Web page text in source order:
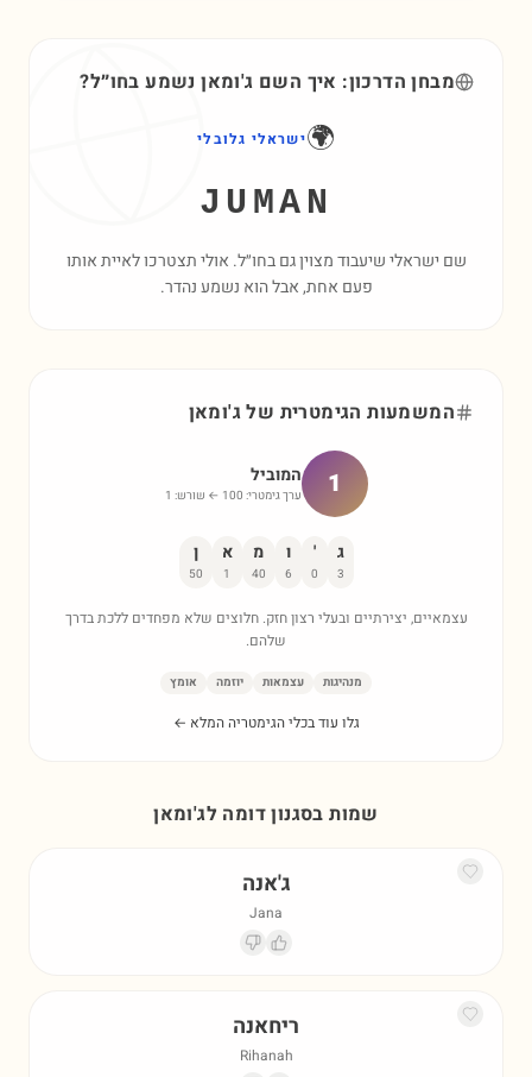
מבחן הדרכון: איך השם ג'ומאןנשמע בחו״ל?
🌍ישראלי גלובלי
JUMAN
שם ישראלי שיעבוד מצוין גם בחו״ל. אולי תצטרכו לאיית אותו
פעם אחת, אבל הוא נשמע נהדר.
המשמעות הגימטרית שלג'ומאן
1 המוביל
ערך גימטרי: 100 ← שורש: 1
ג
3
'
0
ו
6
מ
40
א
1
ן
50
עצמאיים, יצירתיים ובעלי רצון חזק. חלוצים שלא מפחדים ללכת בדרך
שלהם.
מנהיגות עצמאות יוזמה אומץ
גלו עוד בכלי הגימטריה המלא ←
שמות בסגנון דומה לג'ומאן
ג'אנה
Jana
ריחאנה
Rihanah